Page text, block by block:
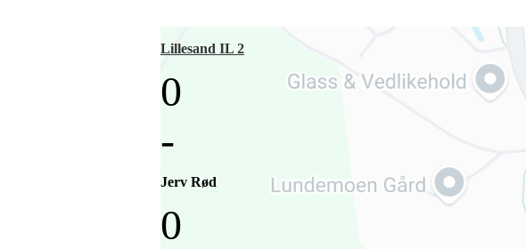
Lillesand IL 2
0
-
Jerv Rød
0